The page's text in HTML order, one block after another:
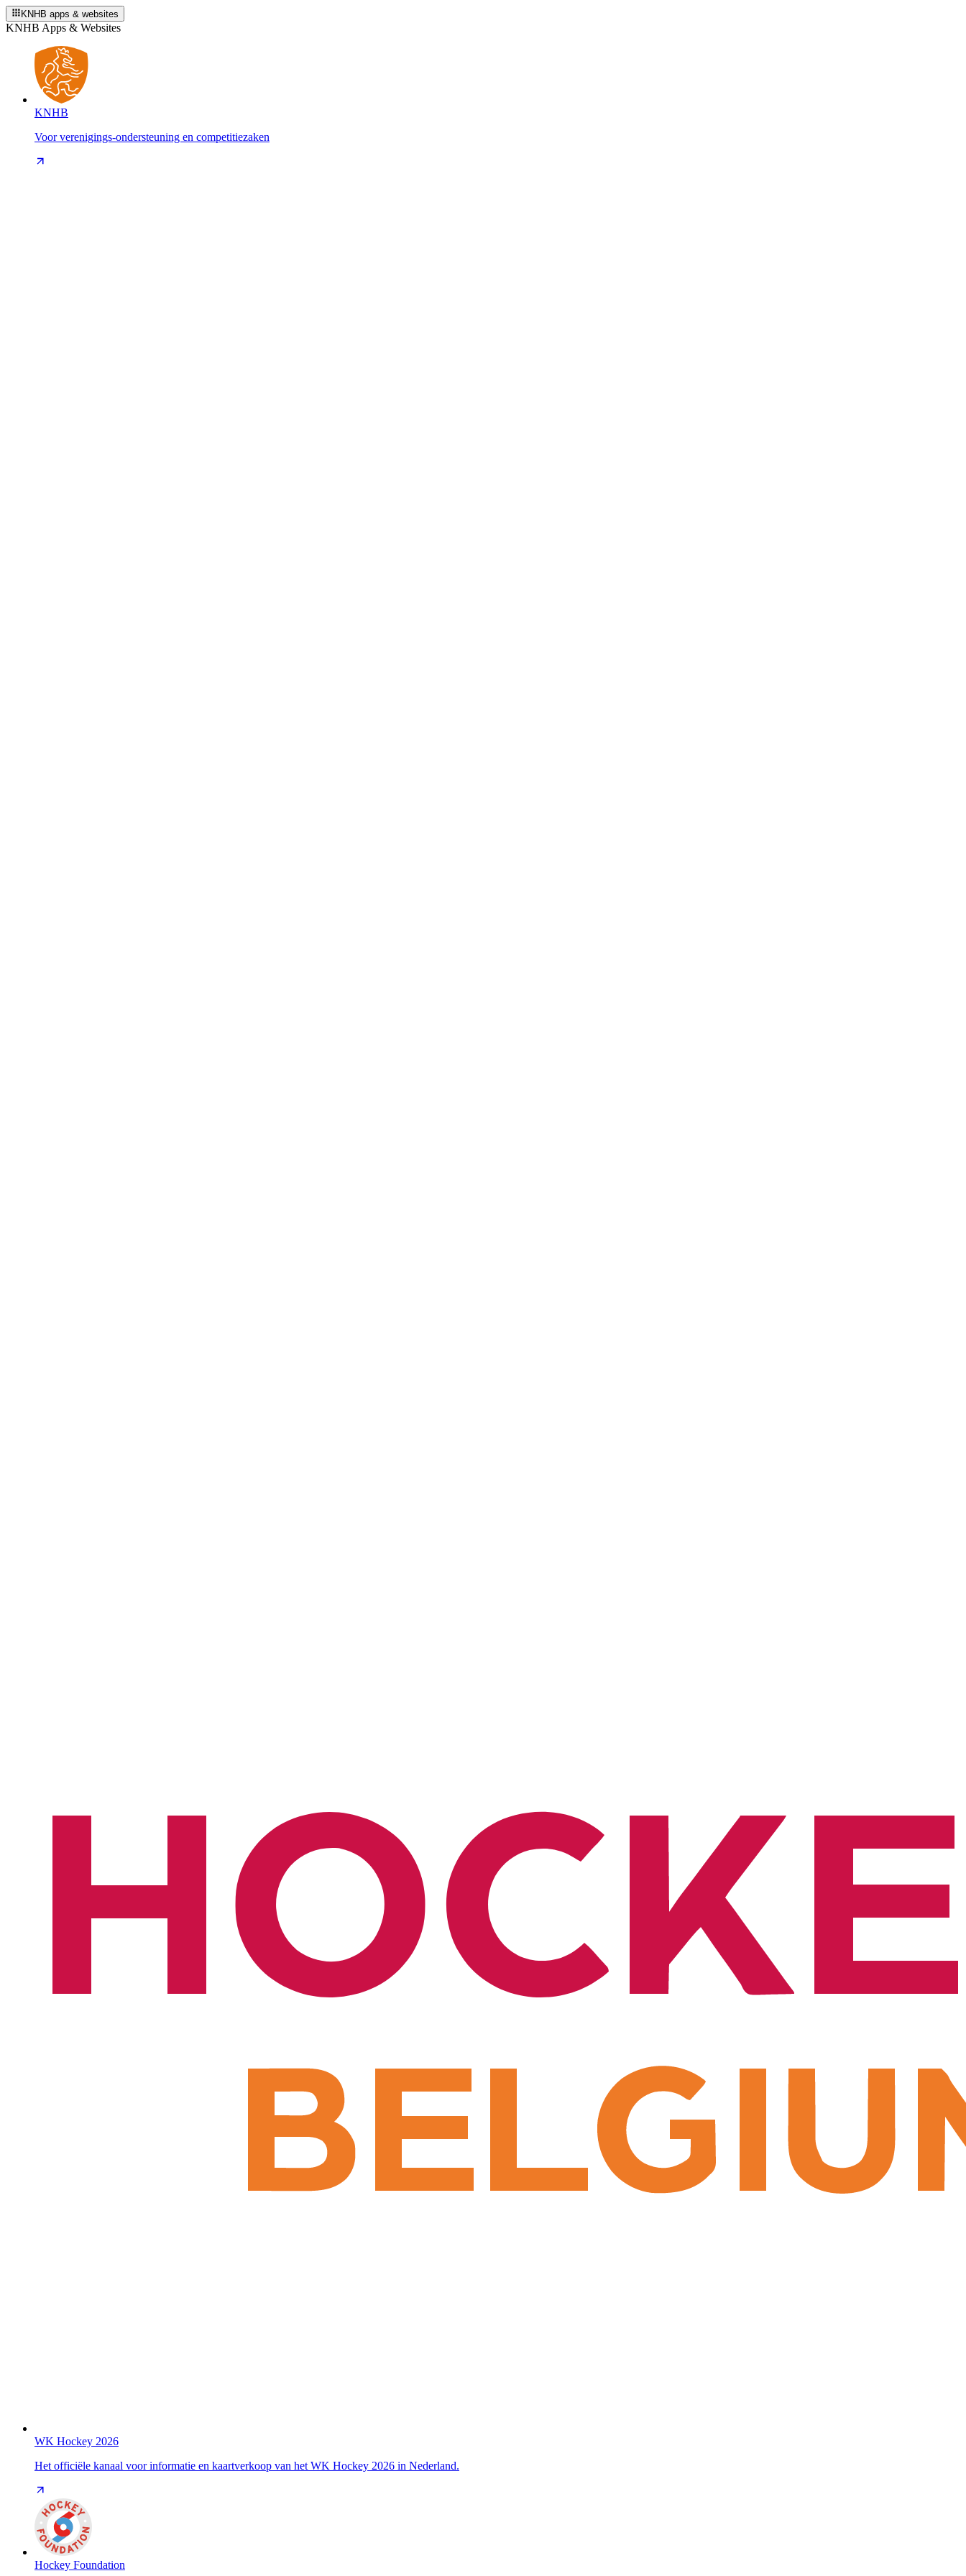
KNHB apps & websites
KNHB Apps & Websites
KNHB
Voor verenigings-ondersteuning en competitiezaken
WK Hockey 2026
Het officiële kanaal voor informatie en kaartverkoop van het WK Hockey 2026 in Nederland.
Hockey Foundation